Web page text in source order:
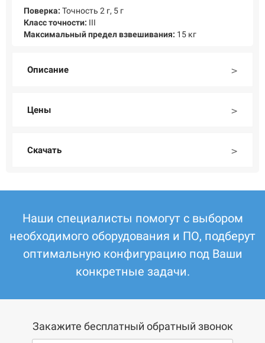
Поверка: Точность 2 г, 5 г
Класс точности: III
Максимальный предел взвешивания: 15 кг
Описание
Цены
Скачать
Наши специалисты помогут с выбором
необходимого оборудования и ПО, подберут
оптимальную конфигурацию под Ваши
конкретные задачи.
Закажите бесплатный обратный звонок